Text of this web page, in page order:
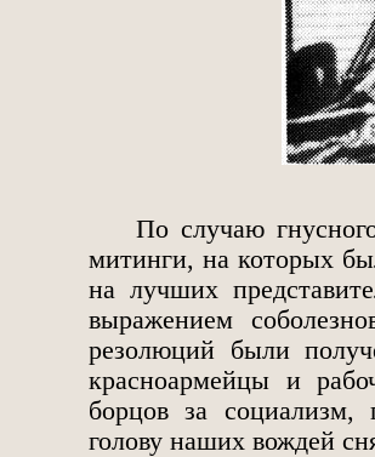
По случаю гнусного
митинги, на которых
на лучших
выражением
резолюций были
красноармейцы и
борцов за социализм,
голову наших вождей